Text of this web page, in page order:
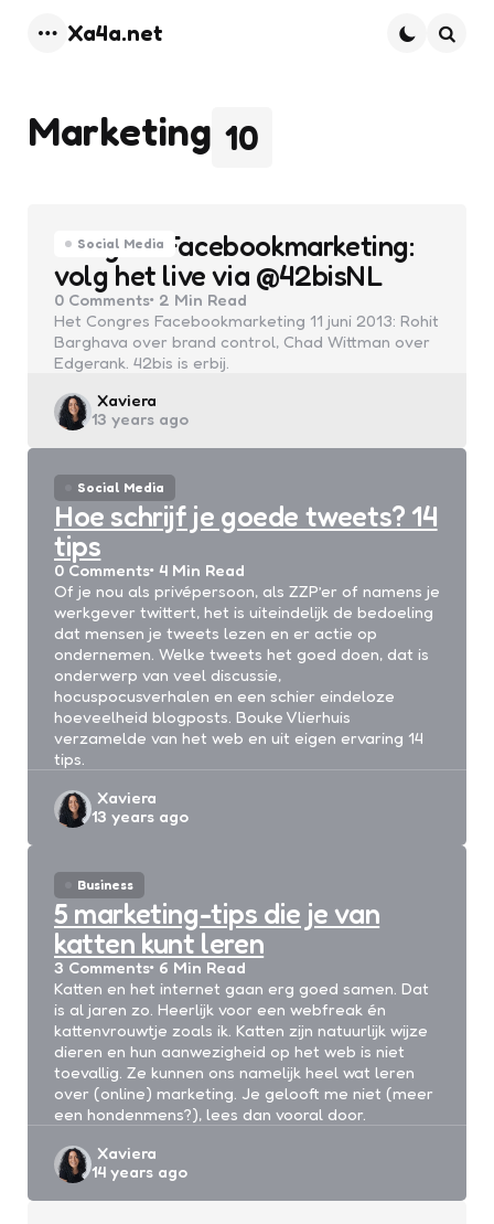
Xa4a.net
10
Marketing
Social Media
Congres Facebookmarketing:
volg het live via @42bisNL
0 Comments 2 Min Read
Het Congres Facebookmarketing 11 juni 2013: Rohit
Barghava over brand control, Chad Wittman over
Edgerank. 42bis is erbij.
Posted
by
Xaviera
13 years ago
Social Media
Hoe schrijf je goede tweets? 14
tips
0 Comments 4 Min Read
Of je nou als privépersoon, als ZZP’er of namens je
werkgever twittert, het is uiteindelijk de bedoeling
dat mensen je tweets lezen en er actie op
ondernemen. Welke tweets het goed doen, dat is
onderwerp van veel discussie,
hocuspocusverhalen en een schier eindeloze
hoeveelheid blogposts. Bouke Vlierhuis
verzamelde van het web en uit eigen ervaring 14
tips.
Posted
by
Xaviera
13 years ago
Business
5 marketing-tips die je van
katten kunt leren
3 Comments 6 Min Read
Katten en het internet gaan erg goed samen. Dat
is al jaren zo. Heerlijk voor een webfreak én
kattenvrouwtje zoals ik. Katten zijn natuurlijk wijze
dieren en hun aanwezigheid op het web is niet
toevallig. Ze kunnen ons namelijk heel wat leren
over (online) marketing. Je gelooft me niet (meer
een hondenmens?), lees dan vooral door.
Posted
by
Xaviera
14 years ago